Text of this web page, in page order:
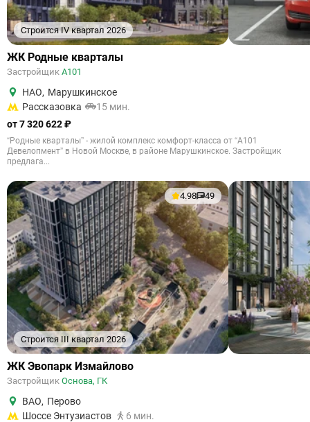
Строится IV квартал 2026
ЖК Родные кварталы
Застройщик А101
НАО, Марушкинское
Рассказовка
15 мин.
от 7 320 622 ₽
“Родные кварталы” - жилой комплекс комфорт-класса от “А101
Девелопмент” в Новой Москве, в районе Марушкинское. Застройщик
предлага...
Строится III квартал 2026
4.98 49
ЖК Эвопарк Измайлово
Застройщик Основа, ГК
ВАО, Перово
Шоссе Энтузиастов
6 мин.